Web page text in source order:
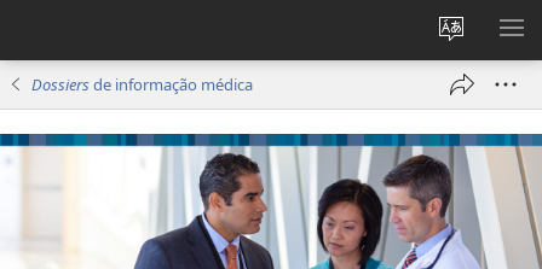
Alterar
a
língua
do
site
Dossiersde informação médica